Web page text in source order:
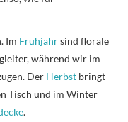
Im Frühjahrsind florale
während wir im
Der Herbst bringt
Tisch und im Winter
.